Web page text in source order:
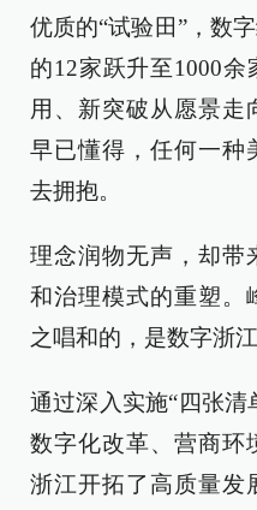
优质的“试验田”，数
的12家跃升至1000
用、新突破从愿景走
早已懂得，任何一种
去拥抱。
理念润物无声，却带
和治理模式的重塑。
之唱和的，是数字浙
通过深入实施“四张清
数字化改革、营商环
浙江开拓了高质量发